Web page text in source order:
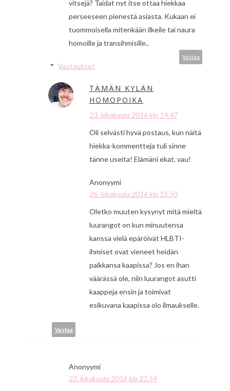
vitsejä? Taidat nyt itse ottaa hiekkaa
perseeseen pienestä asiasta. Kukaan ei
tuommoisella mitenkään ilkeile tai naura
homoille ja transihmisille..
Vastaa
Vastaukset
TÄMÄN KYLÄN
HOMOPOIKA
23. lokakuuta 2016 klo 14.47
Oli selvästi hyvä postaus, kun näitä
hiekka-kommentteja tuli sinne
tänne useita! Elämäni ekat, vau!
Anonyymi
26. lokakuuta 2016 klo 15.50
Oletko muuten kysynyt mitä mieltä
luurangot on kun minuutensa
kanssa vielä epäröivät HLBTI-
ihmiset ovat vieneet heidän
paikkansa kaapissa? Jos en ihan
väärässä ole, niin luurangot asutti
kaappeja ensin ja toimivat
esikuvana kaapissa olo ilmaukselle.
Vastaa
Anonyymi
22. lokakuuta 2016 klo 22.59